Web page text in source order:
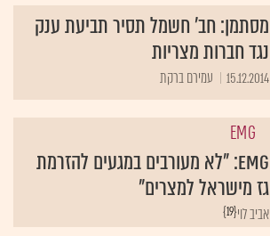
מסתמן: חב' חשמל תסיר תביעת ענק
נגד חברות מצריות
15.12.2014 עמירם ברקת
EMG
EMG: "לא מעורבים במגעים להזרמת
גז מישראל למצרים"
{19}אביב לוי